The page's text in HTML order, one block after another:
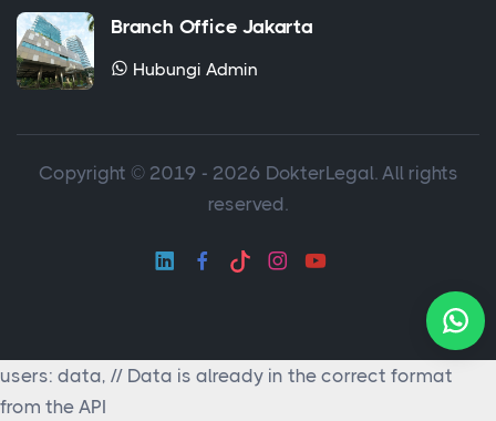
Hubungi Admin
users: data, // Data is already in the correct format
from the API